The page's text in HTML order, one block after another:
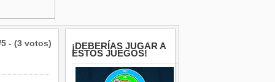
5 - (3 votos) ¡DEBERÍAS JUGAR A
ESTOS JUEGOS!